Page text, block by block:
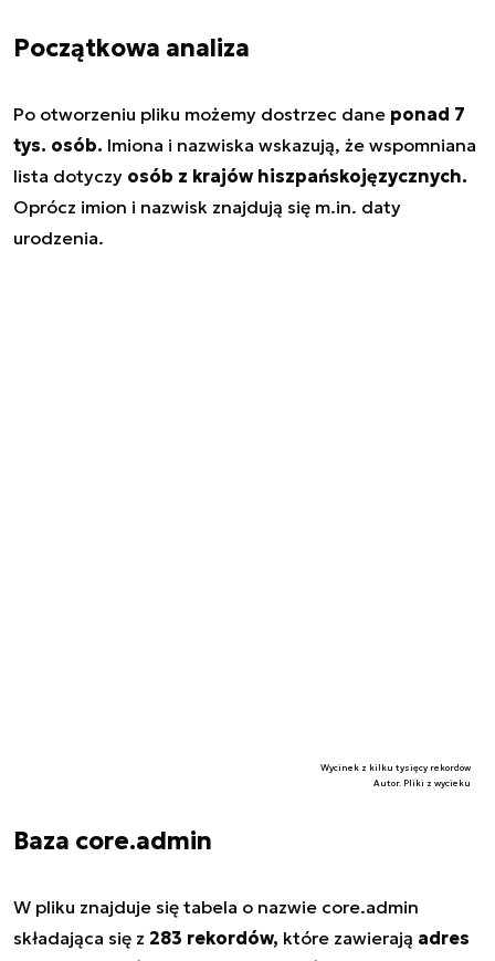
Początkowa analiza
Po otworzeniu pliku możemy dostrzec dane ponad 7
tys. osób. Imiona i nazwiska wskazują, że wspomniana
lista dotyczy osób z krajów hiszpańskojęzycznych.
Oprócz imion i nazwisk znajdują się m.in. daty
urodzenia.
Wycinek z kilku tysięcy rekordów
Autor. Pliki z wycieku
Baza core.admin
W pliku znajduje się tabela o nazwie core.admin
składająca się z 283 rekordów, które zawierają adres